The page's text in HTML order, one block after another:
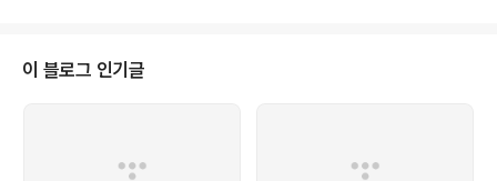
이 블로그 인기글